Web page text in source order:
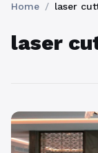
Home / laser
laser